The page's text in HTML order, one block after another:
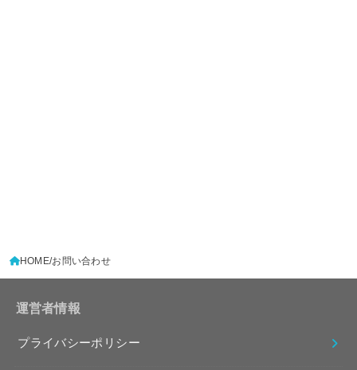
HOME お問い合わせ
運営者情報
プライバシーポリシー